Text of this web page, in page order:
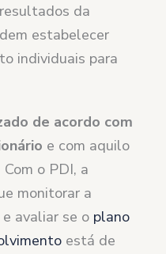
da
estabelecer
individuais para
de acordo com
e com aquilo
o PDI, a
monitorar a
avaliar se o plano
está de